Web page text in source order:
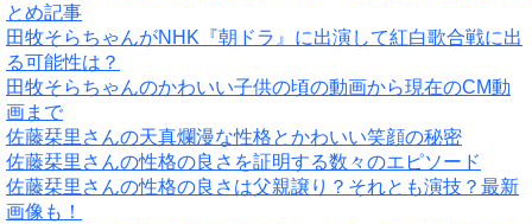
とめ記事
田牧そらちゃんがNHK『朝ドラ』に出演して紅白歌合戦に出
る可能性は？
田牧そらちゃんのかわいい子供の頃の動画から現在のCM動
画まで
佐藤栞里さんの天真爛漫な性格とかわいい笑顔の秘密
佐藤栞里さんの性格の良さを証明する数々のエピソード
佐藤栞里さんの性格の良さは父親譲り？それとも演技？最新
画像も！